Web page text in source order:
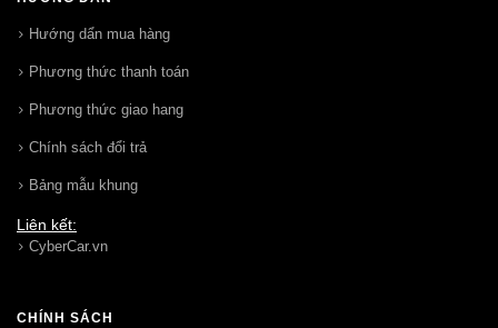
Hướng dẩn mua hàng
Phương thức thanh toán
Phương thức giao hang
Chính sách đổi trả
Bảng mẫu khung
Liên kết:
CyberCar.vn
CHÍNH SÁCH